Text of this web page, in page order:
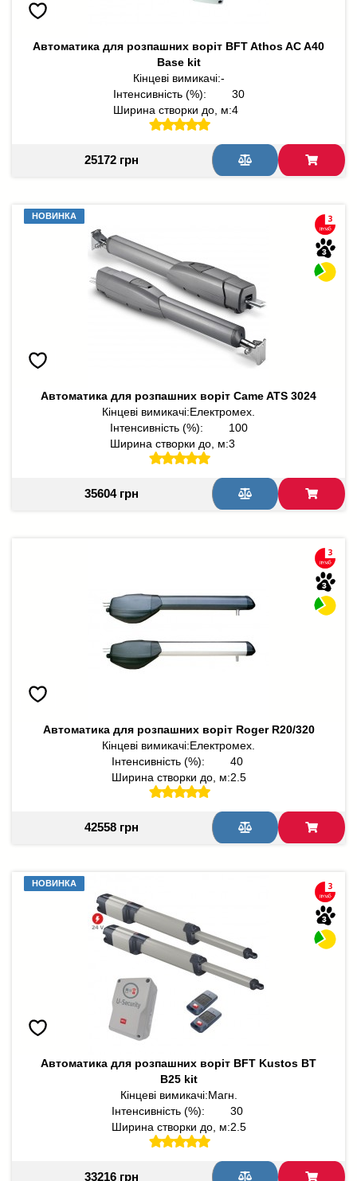
Автоматика для розпашних воріт BFT Athos AC A40
Base kit
Кінцеві вимикачі:-
Інтенсивність (%):
30
Ширина створки до, м:4
25172 грн
НОВИНКА
НОВИНКА
Автоматика для розпашних воріт Came ATS 3024
Кінцеві вимикачі:Електромех.
Інтенсивність (%):
100
Ширина створки до, м:3
35604 грн
Автоматика для розпашних воріт Roger R20/320
Кінцеві вимикачі:Електромех.
Інтенсивність (%):
40
Ширина створки до, м:2.5
42558 грн
НОВИНКА
НОВИНКА
Автоматика для розпашних воріт BFT Kustos BT
B25 kit
Кінцеві вимикачі:Магн.
Інтенсивність (%):
30
Ширина створки до, м:2.5
33216 грн